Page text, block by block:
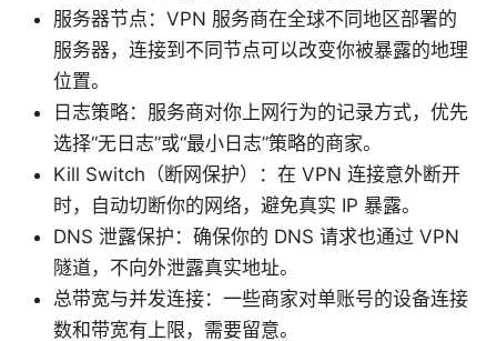
服务器节点：VPN 服务商在全球不同地区部署的
服务器，连接到不同节点可以改变你被暴露的地理
位置。
日志策略：服务商对你上网行为的记录方式，优先
选择“无日志”或“最小日志”策略的商家。
Kill Switch（断网保护）：在 VPN 连接意外断开
时，自动切断你的网络，避免真实 IP 暴露。
DNS 泄露保护：确保你的 DNS 请求也通过 VPN
隧道，不向外泄露真实地址。
总带宽与并发连接：一些商家对单账号的设备连接
数和带宽有上限，需要留意。